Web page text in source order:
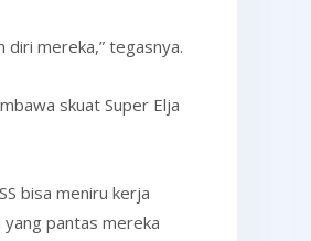
mereka,” tegasnya.
skuat Super Elja
bisa meniru kerja
pantas mereka